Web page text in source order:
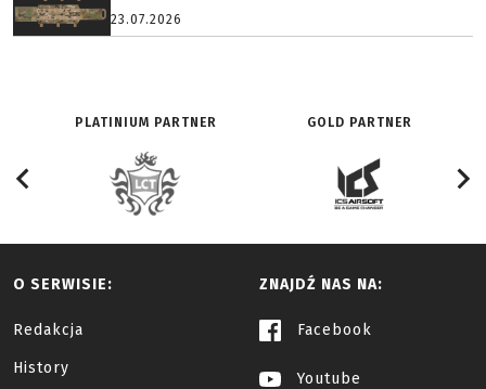
23.07.2026
PLATINIUM PARTNER GOLD PARTNER
O SERWISIE:
Redakcja
History
ZNAJDŹ NAS NA:
Facebook
Youtube